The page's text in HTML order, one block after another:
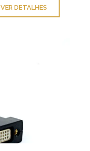
VER DETALHES